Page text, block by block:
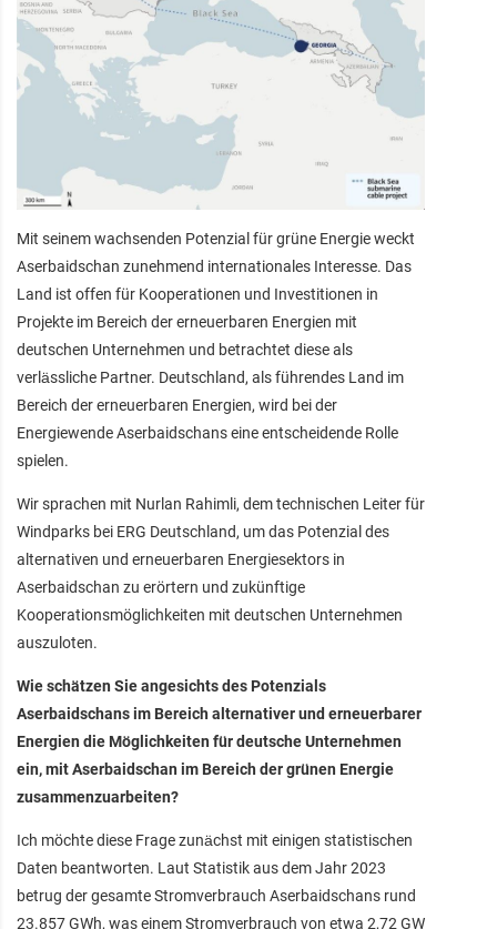
Mit seinem wachsenden Potenzial für grüne Energie weckt
Aserbaidschan zunehmend internationales Interesse. Das
Land ist offen für Kooperationen und Investitionen in
Projekte im Bereich der erneuerbaren Energien mit
deutschen Unternehmen und betrachtet diese als
verlässliche Partner. Deutschland, als führendes Land im
Bereich der erneuerbaren Energien, wird bei der
Energiewende Aserbaidschans eine entscheidende Rolle
spielen.
Wir sprachen mit Nurlan Rahimli, dem technischen Leiter für
Windparks bei ERG Deutschland, um das Potenzial des
alternativen und erneuerbaren Energiesektors in
Aserbaidschan zu erörtern und zukünftige
Kooperationsmöglichkeiten mit deutschen Unternehmen
auszuloten.
Wie schätzen Sie angesichts des Potenzials
Aserbaidschans im Bereich alternativer und erneuerbarer
Energien die Möglichkeiten für deutsche Unternehmen
ein, mit Aserbaidschan im Bereich der grünen Energie
zusammenzuarbeiten?
Ich möchte diese Frage zunächst mit einigen statistischen
Daten beantworten. Laut Statistik aus dem Jahr 2023
betrug der gesamte Stromverbrauch Aserbaidschans rund
23.857 GWh, was einem Stromverbrauch von etwa 2,72 GW